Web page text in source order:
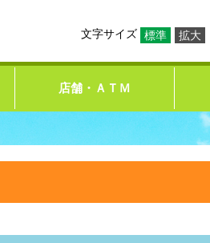
文字サイズ 標準 拡大
店舗・ＡＴＭ